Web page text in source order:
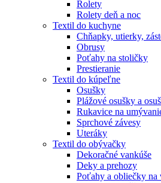
Rolety
Rolety deň a noc
Textil do kuchyne
Chňapky, utierky,
Obrusy
Poťahy na stoličky
Prestieranie
Textil do kúpeľne
Osušky
Plážové osušky a
Rukavice na
Sprchové závesy
Uteráky
Textil do obývačky
Dekoračné vankúše
Deky a prehozy
Poťahy a obliečky na